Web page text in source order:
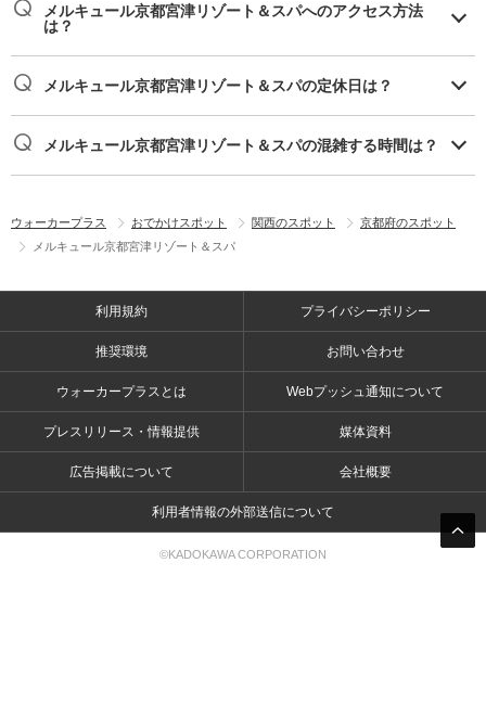
メルキュール京都宮津リゾート＆スパへのアクセス方法
は？
メルキュール京都宮津リゾート＆スパの定休日は？
メルキュール京都宮津リゾート＆スパの混雑する時間は？
ウォーカープラス おでかけスポット 関西のスポット
京都府のスポット
メルキュール京都宮津リゾート＆スパ
利用規約 プライバシーポリシー
推奨環境 お問い合わせ
ウォーカープラスとは Webプッシュ通知について
プレスリリース・情報提供 媒体資料
広告掲載について 会社概要
利用者情報の外部送信について
©KADOKAWA CORPORATION